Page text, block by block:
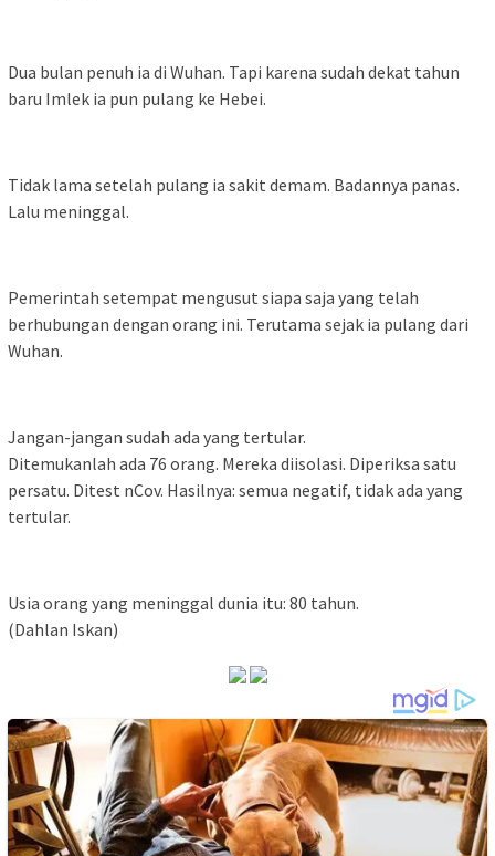
Dua bulan penuh ia di Wuhan. Tapi karena sudah dekat tahun
baru Imlek ia pun pulang ke Hebei.
Tidak lama setelah pulang ia sakit demam. Badannya panas.
Lalu meninggal.
Pemerintah setempat mengusut siapa saja yang telah
berhubungan dengan orang ini. Terutama sejak ia pulang dari
Wuhan.
Jangan-jangan sudah ada yang tertular.
Ditemukanlah ada 76 orang. Mereka diisolasi. Diperiksa satu
persatu. Ditest nCov. Hasilnya: semua negatif, tidak ada yang
tertular.
Usia orang yang meninggal dunia itu: 80 tahun.
(Dahlan Iskan)